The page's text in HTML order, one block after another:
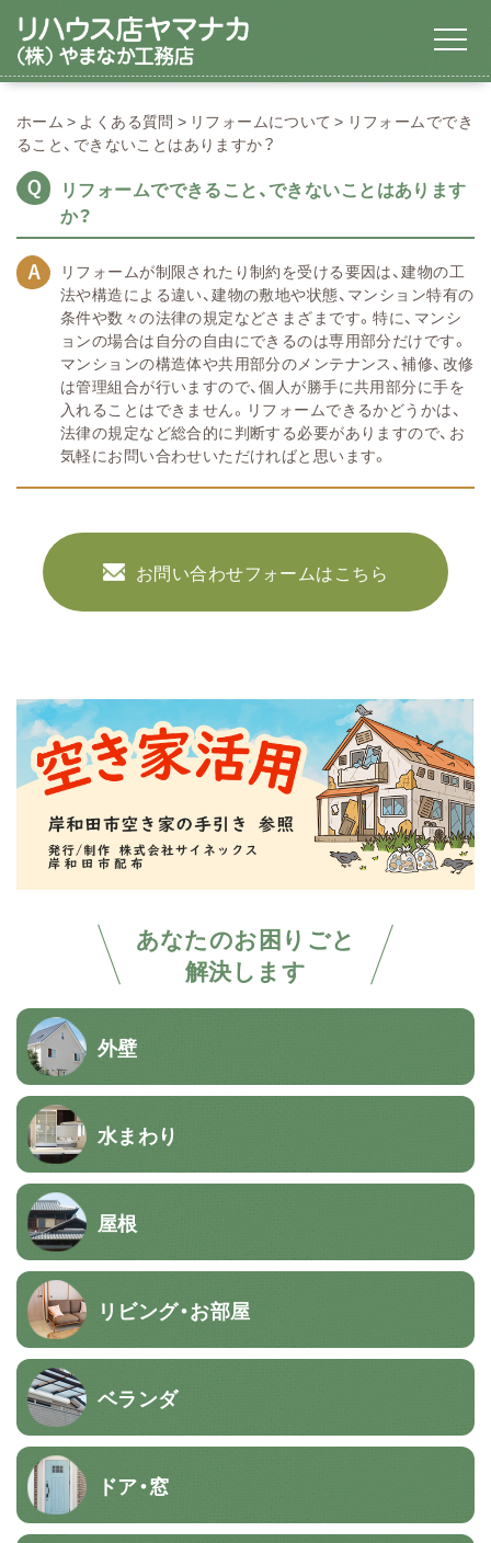
あなたのお困りごと
解決します
外壁
水まわり
屋根
リビング・お部屋
ベランダ
ドア・窓
ホーム よくある質問 リフォームについて
リフォームででき
ること、できないことはありますか？
リフォームでできること、できないことはあります
か？
リフォームが制限されたり制約を受ける要因は、建物の工
法や構造による違い、建物の敷地や状態、マンション特有の
条件や数々の法律の規定などさまざまです。特に、マンシ
ョンの場合は自分の自由にできるのは専用部分だけです。
マンションの構造体や共用部分のメンテナンス、補修、改修
は管理組合が行いますので、個人が勝手に共用部分に手を
入れることはできません。リフォームできるかどうかは、
法律の規定など総合的に判断する必要がありますので、お
気軽にお問い合わせいただければと思います。
お問い合わせフォームはこちら